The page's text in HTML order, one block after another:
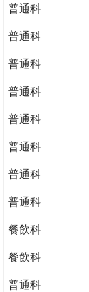
普通科
普通科
普通科
普通科
普通科
普通科
普通科
普通科
餐飲科
餐飲科
普通科